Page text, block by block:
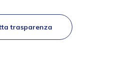
trasparenza